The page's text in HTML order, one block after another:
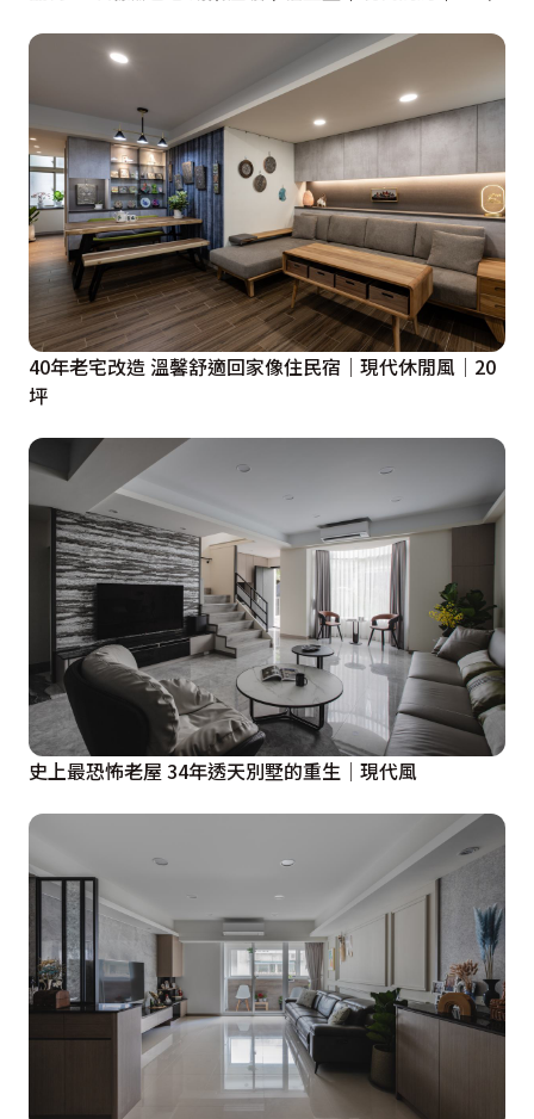
40年老宅改造 溫馨舒適回家像住民宿│現代休閒風│20
坪
史上最恐怖老屋 34年透天別墅的重生│現代風